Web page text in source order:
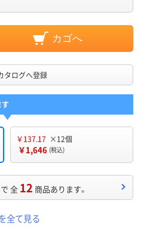
カゴへ
タログへ登録
す
￥137.17 ×12個
￥1,646 (税込)
で 全 12 商品あります。
全て見る